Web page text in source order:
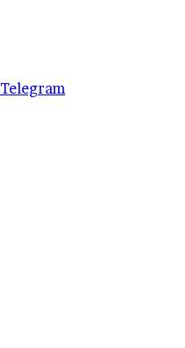
Telegram